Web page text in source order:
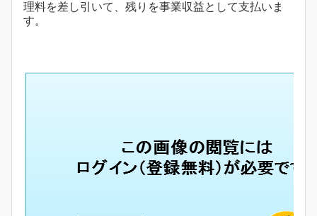
理料を差し引いて、残りを事業収益として支払いま
す。